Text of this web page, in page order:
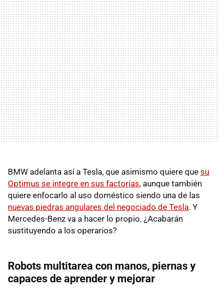
BMW adelanta así a Tesla, que asimismo quiere que su
Optimus se integre en sus factorías, aunque también
quiere enfocarlo al uso doméstico siendo una de las
nuevas piedras angulares del negociado de Tesla. Y
Mercedes-Benz va a hacer lo propio. ¿Acabarán
sustituyendo a los operarios?
Robots multitarea con manos, piernas y
capaces de aprender y mejorar